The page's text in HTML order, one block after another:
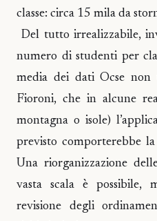
classe: circa 15 mila da
Del tutto irrealizzabile,
numero di studenti per
media dei dati Ocse non
Fioroni, che in alcune
montagna o isole)
previsto comporterebbe
Una riorganizzazione
vasta scala è possibile,
revisione degli